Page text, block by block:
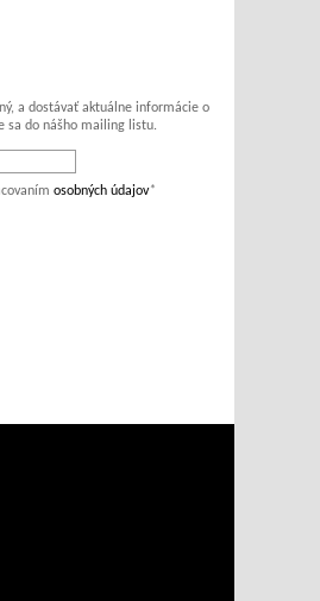
a dostávať aktuálne informácie o
sa do nášho mailing listu.
osobných údajov*